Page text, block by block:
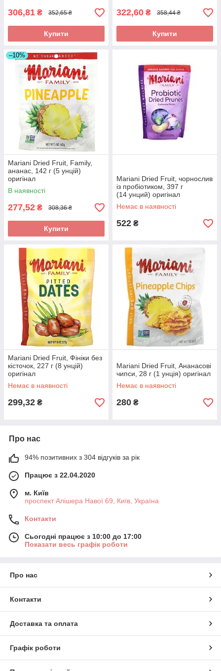
306,81 ₴ 352,65 ₴
Купити
322,60 ₴ 358,44 ₴
Купити
–10%
Mariani Dried Fruit, Family,
ананас, 142 г (5 унцій)
оригінал
В наявності
277,52 ₴ 308,36 ₴
Купити
Mariani Dried Fruit, чорнослив
із пробіотиком, 397 г
(14 унций) оригінал
Немає в наявності
522 ₴
Mariani Dried Fruit, Фініки без
кісточок, 227 г (8 унцій)
оригінал
Немає в наявності
299,32 ₴
Mariani Dried Fruit, Ананасові
чипси, 28 г (1 унція) оригінал
Немає в наявності
280 ₴
Про нас
94% позитивних з 304 відгуків за рік
Працює з 22.04.2020
м. Київ
проспект Алішера Навої 69, Київ, Україна
Контакти
Сьогодні працює з 10:00 до 17:00
Показати весь графік роботи
Про нас
Контакти
Доставка та оплата
Графік роботи